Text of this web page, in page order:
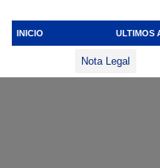
INICIO ULTIMOS
Nota Legal